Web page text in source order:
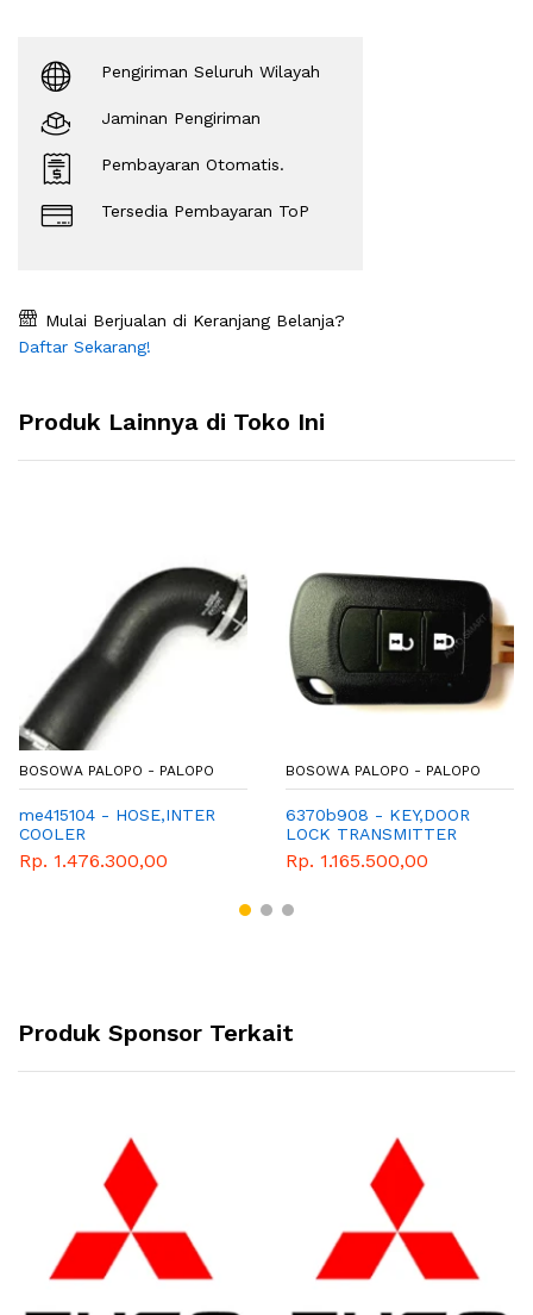
Pengiriman Seluruh Wilayah
Jaminan Pengiriman
Pembayaran Otomatis.
Tersedia Pembayaran ToP
Mulai Berjualan di Keranjang Belanja?
Daftar Sekarang!
Produk Lainnya di Toko Ini
BOSOWA PALOPO - PALOPO
me415104 - HOSE,INTER
COOLER
Rp. 1.476.300,00
BOSOWA PALOPO - PALOPO
6370b908 - KEY,DOOR
LOCK TRANSMITTER
Rp. 1.165.500,00
Produk Sponsor Terkait